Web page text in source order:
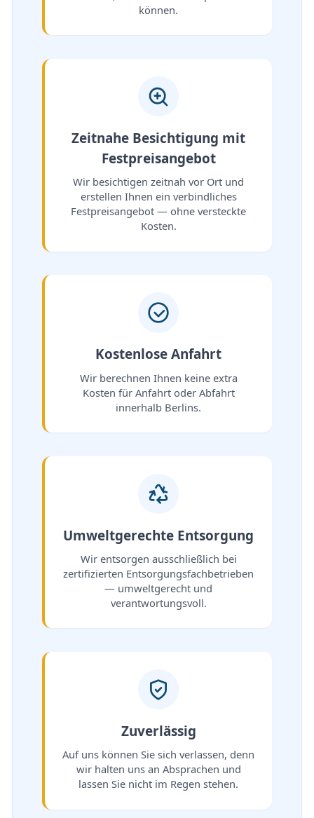
können.
Zeitnahe Besichtigung mit
Festpreisangebot
Wir besichtigen zeitnah vor Ort und
erstellen Ihnen ein verbindliches
Festpreisangebot — ohne versteckte
Kosten.
Kostenlose Anfahrt
Wir berechnen Ihnen keine extra
Kosten für Anfahrt oder Abfahrt
innerhalb Berlins.
Umweltgerechte Entsorgung
Wir entsorgen ausschließlich bei
zertifizierten Entsorgungsfachbetrieben
— umweltgerecht und
verantwortungsvoll.
Zuverlässig
Auf uns können Sie sich verlassen, denn
wir halten uns an Absprachen und
lassen Sie nicht im Regen stehen.